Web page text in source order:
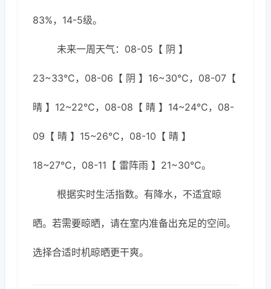
83%，14-5级。
未来一周天气：08-05【 阴 】
23~33℃，08-06【 阴 】16~30℃，08-07【
晴 】12~22℃，08-08【 晴 】14~24℃，08-
09【 晴 】15~26℃，08-10【 晴 】
18~27℃，08-11【 雷阵雨 】21~30℃。
根据实时生活指数。有降水，不适宜晾
晒。若需要晾晒，请在室内准备出充足的空间。
选择合适时机晾晒更干爽。